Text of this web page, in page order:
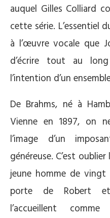
auquel Gilles Colliard
cette série. L’essentiel
à l’œuvre vocale que
d’écrire tout au
l’intention d’un
De Brahms, né à
Vienne en 1897, on
l’image d’un
généreuse. C’est
jeune homme de
porte de Robert
l’accueillent